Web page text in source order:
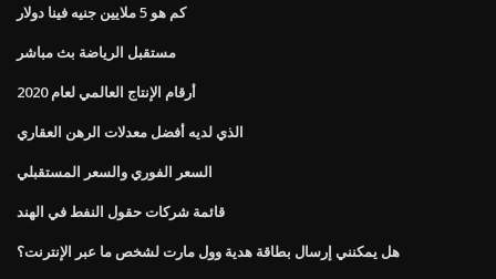
كم هو 5 ملايين جنيه فينا دولار
مستقبل الرياضة بث مباشر
أرقام الإنتاج العالمي لعام 2020
الذي لديه أفضل معدلات الرهن العقاري
السعر الفوري والسعر المستقبلي
قائمة شركات حقول النفط في الهند
هل يمكنني إرسال بطاقة هدية وول مارت لشخص ما عبر الإنترنت؟